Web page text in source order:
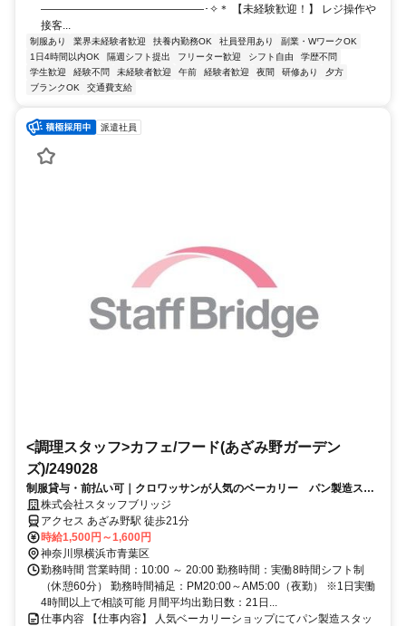
―――――――――――――――･✧＊ 【未経験歓迎！】 レジ操作や
接客...
制服あり 業界未経験者歓迎 扶養内勤務OK 社員登用あり
副業・WワークOK
1日4時間以内OK
隔週シフト提出 フリーター歓迎 シフト自由
学歴不問
学生歓迎
経験不問 未経験者歓迎 午前 経験者歓迎 夜間 研修あり
夕方
ブランクOK
交通費支給
派遣社員
<調理スタッフ>カフェ/フード(あざみ野ガーデン
ズ)/249028
制服貸与・前払い可｜クロワッサンが人気のベーカリー パン製造スタ
ッフ（あざみ野ガーデンズ）交通費支給
株式会社スタッフブリッジ
アクセス あざみ野駅 徒歩21分
時給1,500円～1,600円
神奈川県横浜市青葉区
勤務時間 営業時間：10:00 ～ 20:00 勤務時間：実働8時間シフト制
（休憩60分） 勤務時間補足：PM20:00～AM5:00（夜勤） ※1日実働
4時間以上で相談可能 月間平均出勤日数：21日...
仕事内容 【仕事内容】 人気ベーカリーショップにてパン製造スタッ